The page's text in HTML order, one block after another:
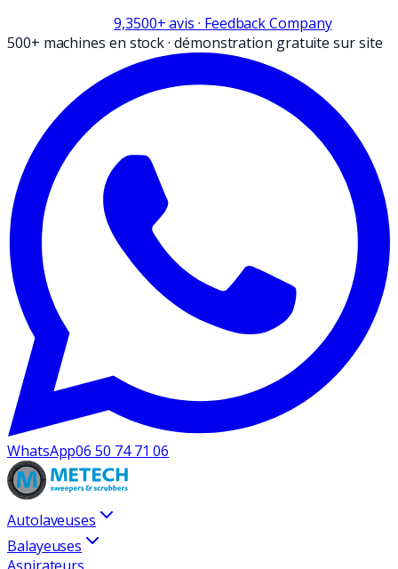
9,3500+avis · Feedback Company
500+ machines en stock·démonstration gratuite sur site
WhatsApp06 50 74 71 06
Autolaveuses
Balayeuses